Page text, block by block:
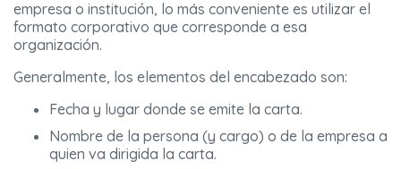
empresa o institución, lo más conveniente es utilizar el
formato corporativo que corresponde a esa
organización.
Generalmente, los elementos del encabezado son:
Fecha y lugar donde se emite la carta.
Nombre de la persona (y cargo) o de la empresa a
quien va dirigida la carta.